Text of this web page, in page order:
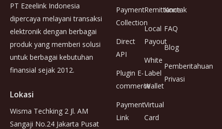
PT Ezeelink Indonesia
dipercaya melayani transaksi
elektronik dengan berbagai
produk yang memberi solusi
untuk berbagai kebutuhan
finansial sejak 2012.
Lokasi
Wisma Techking 2 Jl. AM
Sangaji No.24 Jakarta Pusat
Payment
Collection
Direct
API
Plugin E-
commerce
Payment
Link
Remittance
Local
Payout
White
Label
Wallet
Virtual
Card
Kontak
FAQ
Blog
Pemberitahuan
Privasi